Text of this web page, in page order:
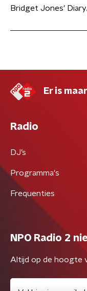
Bridget Jones' Diary.
Er is
Radio
DJ’s
Programma's
Frequenties
NPO Radio 2
Altijd op de hoogte